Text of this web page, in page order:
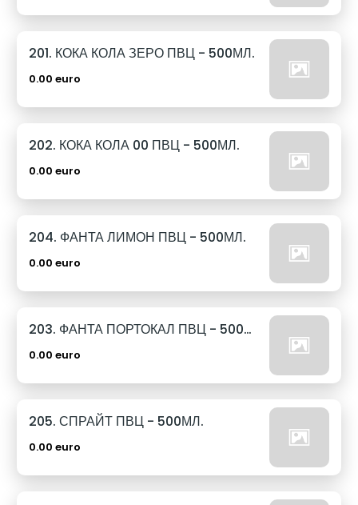
201. КОКА КОЛА ЗЕРО ПВЦ - 500МЛ.
0.00 euro
202. КОКА КОЛА 00 ПВЦ - 500МЛ.
0.00 euro
204. ФАНТА ЛИМОН ПВЦ - 500МЛ.
0.00 euro
203. ФАНТА ПОРТОКАЛ ПВЦ - 500МЛ.
0.00 euro
205. СПРАЙТ ПВЦ - 500МЛ.
0.00 euro